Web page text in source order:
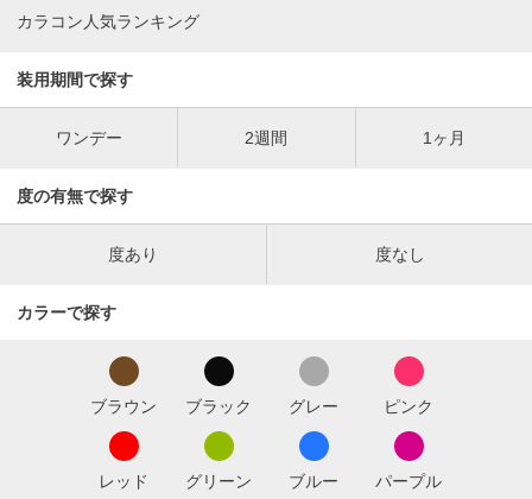
カラコン人気ランキング
装用期間で探す
ワンデー 2週間 1ヶ月
度の有無で探す
度あり 度なし
カラーで探す
ブラウン ブラック グレー ピンク
レッド グリーン ブルー パープル